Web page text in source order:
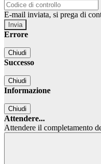
E-mail inviata, si prega di
Errore
Chiudi
Successo
Chiudi
Informazione
Chiudi
Attendere...
Attendere il completamento